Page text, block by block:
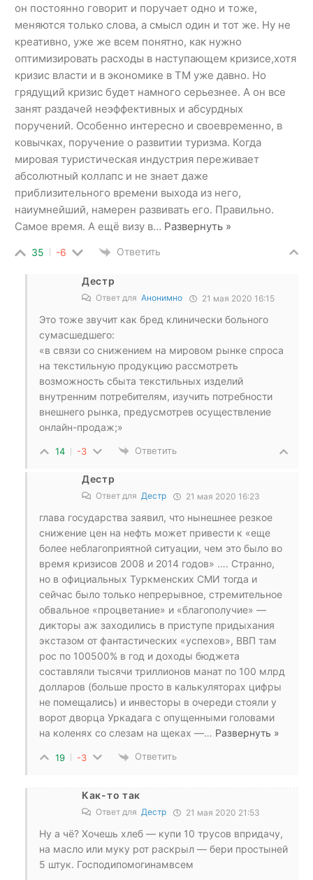
он постоянно говорит и поручает одно и тоже,
меняются только слова, а смысл один и тот же. Ну не
креативно, уже же всем понятно, как нужно
оптимизировать расходы в наступающем кризисе,хотя
кризис власти и в экономике в ТМ уже давно. Но
грядущий кризис будет намного серьезнее. А он все
занят раздачей неэффективных и абсурдных
поручений. Особенно интересно и своевременно, в
ковычках, поручение о развитии туризма. Когда
мировая туристическая индустрия переживает
абсолютный коллапс и не знает даже
приблизительного времени выхода из него,
наиумнейший, намерен развивать его. Правильно.
Самое время. А ещё визу в… Развернуть »
35 -6 Ответить
Дестр
Ответ для Анонимно 21 мая 2020 16:15
Это тоже звучит как бред клинически больного
сумасшедшего:
«в связи со снижением на мировом рынке спроса
на текстильную продукцию рассмотреть
возможность сбыта текстильных изделий
внутренним потребителям, изучить потребности
внешнего рынка, предусмотрев осуществление
онлайн-продаж;»
14 -3 Ответить
Дестр
Ответ для Дестр 21 мая 2020 16:23
глава государства заявил, что нынешнее резкое
снижение цен на нефть может привести к «еще
более неблагоприятной ситуации, чем это было во
время кризисов 2008 и 2014 годов» …. Странно,
но в официальных Туркменских СМИ тогда и
сейчас было только непрерывное, стремительное
обвальное «процветание» и «благополучие» —
дикторы аж заходились в приступе придыхания
экстазом от фантастических «успехов», ВВП там
рос по 100500% в год и доходы бюджета
составляли тысячи триллионов манат по 100 млрд
долларов (больше просто в калькуляторах цифры
не помещались) и инвесторы в очереди стояли у
ворот дворца Уркадага с опущенными головами
на коленях со слезам на щеках —… Развернуть »
19 -3 Ответить
Как-то так
Ответ для Дестр 21 мая 2020 21:53
Ну а чё? Хочешь хлеб — купи 10 трусов впридачу,
на масло или муку рот раскрыл — бери простыней
5 штук. Господипомогинамвсем